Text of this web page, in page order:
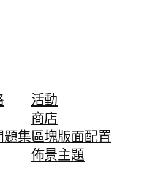
題集
活動
商店
區塊版面配置
佈景主題